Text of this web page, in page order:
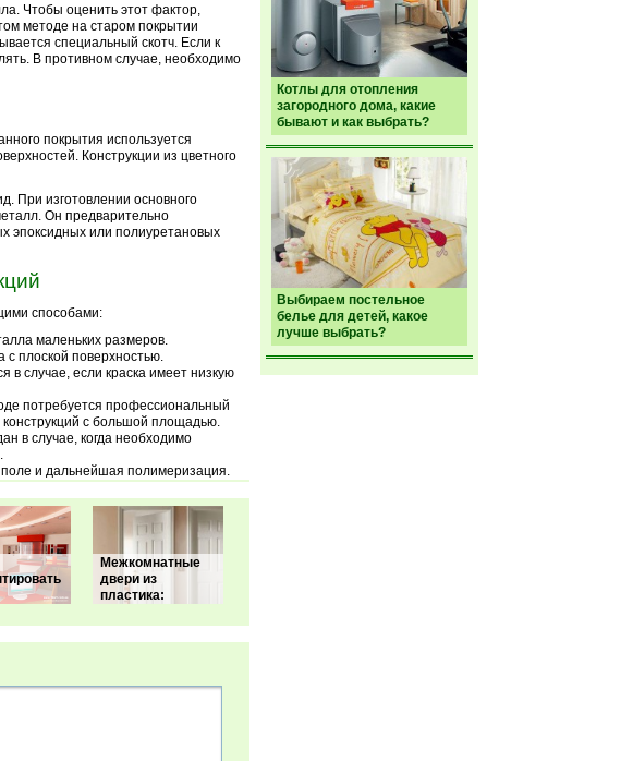
Котлы для отопления
загородного дома, какие
бывают и как выбрать?
Выбираем постельное
белье для детей, какое
лучше выбрать?
Чтобы оценить этот фактор,
методе на старом покрытии
специальный скотч. Если к
В противном случае, необходимо
покрытия используется
Конструкции из цветного
При изготовлении основного
Он предварительно
эпоксидных или полиуретановых
способами:
маленьких размеров.
плоской поверхностью.
в случае, если краска имеет низкую
потребуется профессиональный
с большой площадью.
в случае, когда необходимо
поле и дальнейшая полимеризация.
Межкомнатные
двери из
пластика: